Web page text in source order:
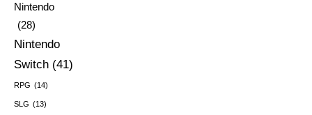
Nintendo
(28)
Nintendo
Switch (41)
RPG (14)
SLG (13)